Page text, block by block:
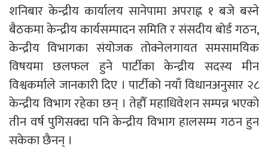
शनिबार केन्द्रीय कार्यालय सानेपामा अपराह्न १ बजे बस्ने
बैठकमा केन्द्रीय कार्यसम्पादन समिति र संसदीय बोर्ड गठन,
केन्द्रीय विभागका संयोजक तोक्नेलगायत समसामयिक
विषयमा छलफल हुने पार्टीका केन्द्रीय सदस्य मीन
विश्वकर्माले जानकारी दिए । पार्टीको नयाँ विधानअनुसार २८
केन्द्रीय विभाग रहेका छन् । तेह्रौँ महाधिवेशन सम्पन्न भएको
तीन वर्ष पुगिसक्दा पनि केन्द्रीय विभाग हालसम्म गठन हुन
सकेका छैनन् ।